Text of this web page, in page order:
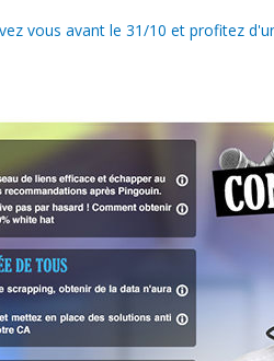
vous avant le 31/10 et profitez